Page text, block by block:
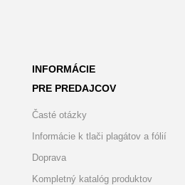
INFORMÁCIE
PRE PREDAJCOV
Časté otázky
Informácie k tlači plagátov a fólií
Doprava
Kompletný katalóg produktov